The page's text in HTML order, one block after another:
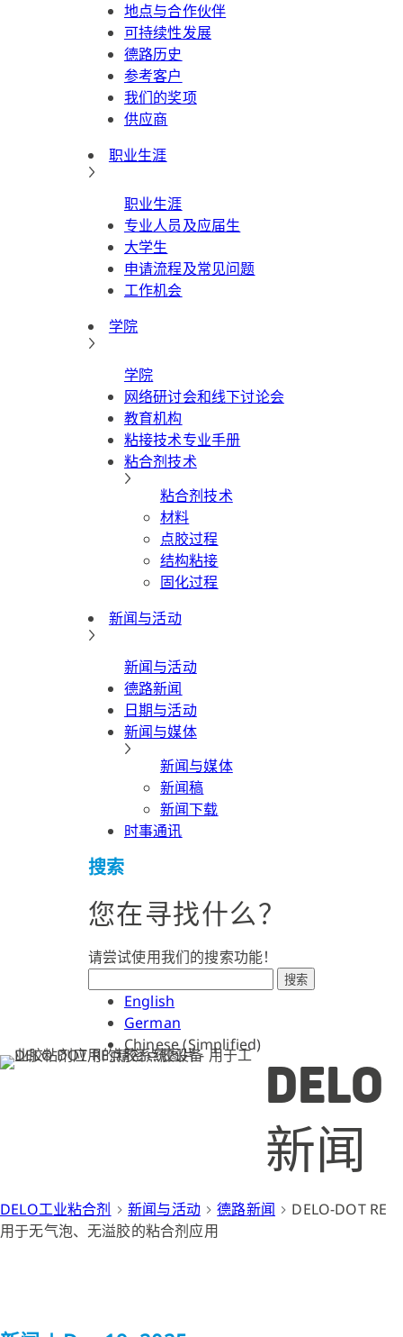
地点与合作伙伴
可持续性发展
德路历史
参考客户
我们的奖项
供应商
职业生涯
职业生涯
专业人员及应届生
大学生
申请流程及常见问题
工作机会
学院
学院
网络研讨会和线下讨论会
教育机构
粘接技术专业手册
粘合剂技术
粘合剂技术
材料
点胶过程
结构粘接
固化过程
新闻与活动
新闻与活动
德路新闻
日期与活动
新闻与媒体
新闻与媒体
新闻稿
新闻下载
时事通讯
搜索
您在寻找什么？
请尝试使用我们的搜索功能！
搜索
English
German
Chinese (Simplified)
DELO
新闻
DELO工业粘合剂 新闻与活动 德路新闻
DELO-DOT RE
用于无气泡、无溢胶的粘合剂应用